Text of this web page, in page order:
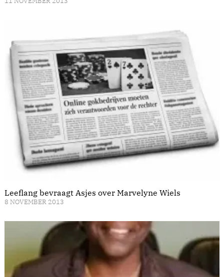
Leeflang bevraagt Asjes over Marvelyne Wiels
8 NOVEMBER 2013